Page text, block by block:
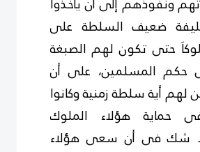
ضعيف السلطة على
حتى تكون لهم الصبغة
حكم المسلمين، على أن
لهم أية سلطة زمنية وكانوا
حماية هؤلاء الملوك
ولا شك فى أن سعى هؤلاء